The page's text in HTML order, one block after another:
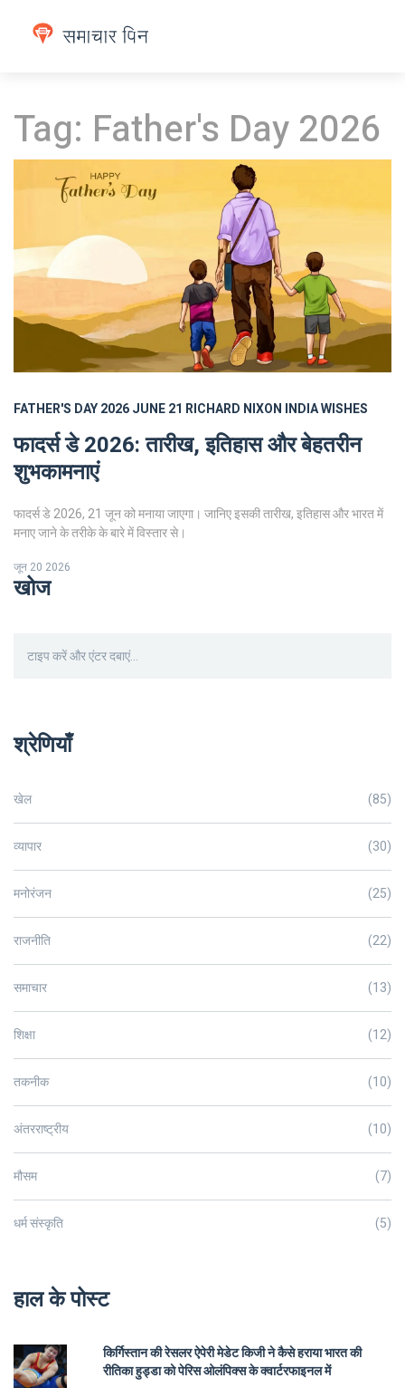
Tag: Father's Day 2026
FATHER'S DAY 2026JUNE 21 RICHARD NIXON INDIAWISHES
फादर्स डे 2026: तारीख, इतिहास और बेहतरीन
शुभकामनाएं
फादर्स डे 2026, 21 जून को मनाया जाएगा। जानिए इसकी तारीख, इतिहास और भारत में
मनाए जाने के तरीके के बारे में विस्तार से।
जून 20 2026
खोज
श्रेणियाँ
खेल (85)
व्यापार (30)
मनोरंजन (25)
राजनीति (22)
समाचार (13)
शिक्षा (12)
तकनीक (10)
अंतरराष्ट्रीय (10)
मौसम (7)
धर्म संस्कृति (5)
हाल के पोस्ट
किर्गिस्तान की रेसलर ऐपेरी मेडेट किजी ने कैसे हराया भारत की
रीतिका हुड्डा को पेरिस ओलंपिक्स के क्वार्टरफाइनल में